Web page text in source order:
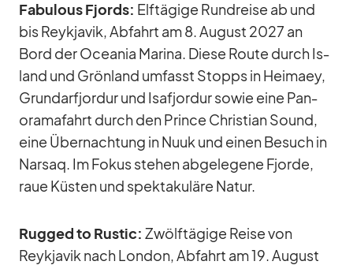
Fa­bu­lous Fjords: Elf­tä­gige Rund­reise ab und
bis Reykja­vik, Ab­fahrt am 8. Au­gust 2027 an
Bord der Ocea­nia Ma­rina. Diese Route durch Is­
land und Grön­land um­fasst Stopps in Hei­maey,
Grund­arfjor­dur und Isafjor­dur so­wie eine Pan­
ora­ma­fahrt durch den Prince Chris­tian Sound,
eine Über­nach­tung in Nuuk und ei­nen Be­such in
Narsaq. Im Fo­kus ste­hen ab­ge­le­gene Fjorde,
raue Küs­ten und spek­ta­ku­läre Na­tur.
Rug­ged to Ru­stic: Zwölf­tä­gige Reise von
Reykja­vik nach Lon­don, Ab­fahrt am 19. Au­gust